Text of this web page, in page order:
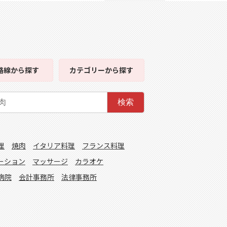
線から探す カテゴリーから探す
検索
焼肉 イタリア料理
フランス料理
ション マッサージ
カラオケ
院 会計事務所 法律事務所